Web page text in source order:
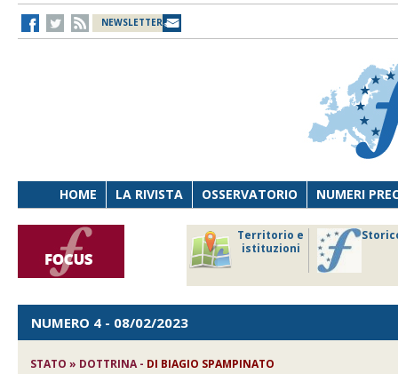
NEWSLETTER
HOME LA RIVISTA OSSERVATORIO NUMERI
Territorio e
istituzioni
NUMERO 4 - 08/02/2023
STATO » DOTTRINA - DI BIAGIO SPAMPINATO